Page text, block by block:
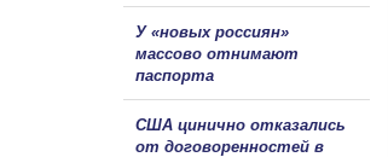
У «новых россиян»
массово отнимают
паспорта
США цинично отказались
от договоренностей в